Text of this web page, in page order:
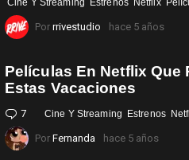
Cine Y Streaming Estrenos Netflix
Por rrivestudio hace 5 años
7 Comentarios
Cine Y Streaming Estrenos
Películas En Netflix Que
Estas Vacaciones
Por Fernanda hace 5 años